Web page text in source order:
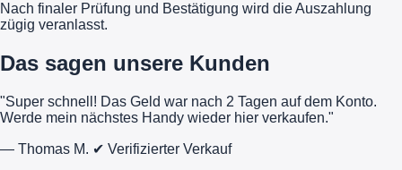
Nach finaler Prüfung und Bestätigung wird die Auszahlung
zügig veranlasst.
Das sagen unsere Kunden
"Super schnell! Das Geld war nach 2 Tagen auf dem Konto.
Werde mein nächstes Handy wieder hier verkaufen."
— Thomas M. ✔ Verifizierter Verkauf